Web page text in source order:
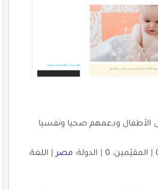
ودعمهم صحيا ونفسيا
مصر| اللغة: